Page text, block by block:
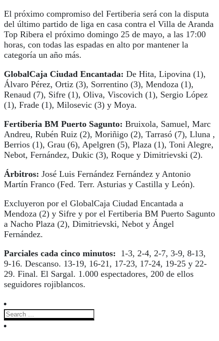
El próximo compromiso del Fertiberia será con la disputa
del último partido de liga en casa contra el Villa de Aranda
Top Ribera el próximo domingo 25 de mayo, a las 17:00
horas, con todas las espadas en alto por mantener la
categoría un año más.
GlobalCaja Ciudad Encantada: De Hita, Lipovina (1),
Álvaro Pérez, Ortiz (3), Sorrentino (3), Mendoza (1),
Renaud (7), Sifre (1), Oliva, Viscovich (1), Sergio López
(1), Frade (1), Milosevic (3) y Moya.
Fertiberia BM Puerto Sagunto: Bruixola, Samuel, Marc
Andreu, Rubén Ruiz (2), Moriñigo (2), Tarrasó (7), Lluna ,
Berrios (1), Grau (6), Apelgren (5), Plaza (1), Toni Alegre,
Nebot, Fernández, Dukic (3), Roque y Dimitrievski (2).
Árbitros: José Luis Fernández Fernández y Antonio
Martín Franco (Fed. Terr. Asturias y Castilla y León).
Excluyeron por el GlobalCaja Ciudad Encantada a
Mendoza (2) y Sifre y por el Fertiberia BM Puerto Sagunto
a Nacho Plaza (2), Dimitrievski, Nebot y Ángel
Fernández.
Parciales cada cinco minutos: 1-3, 2-4, 2-7, 3-9, 8-13,
9-16. Descanso. 13-19, 16-21, 17-23, 17-24, 19-25 y 22-
29. Final. El Sargal. 1.000 espectadores, 200 de ellos
seguidores rojiblancos.